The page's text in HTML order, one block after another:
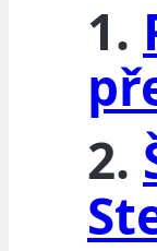
1.
2.